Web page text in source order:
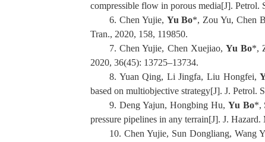
compressible flow in porous media[J]. Petrol.
6. Chen Yujie, Yu Bo*, Zou Yu, Chen
Tran., 2020, 158, 119850.
7. Chen Yujie, Chen Xuejiao, Yu Bo*,
2020, 36(45): 13725–13734.
8. Yuan Qing, Li Jingfa, Liu Hongfei,
based on multiobjective strategy[J]. J. Petrol.
9. Deng Yajun, Hongbing Hu, Yu Bo*,
pressure pipelines in any terrain[J]. J.
10. Chen Yujie, Sun Dongliang, Wang